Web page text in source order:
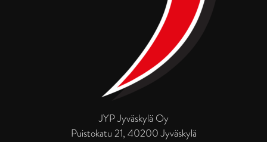
JYP Jyväskylä Oy
Puistokatu 21, 40200 Jyväskylä